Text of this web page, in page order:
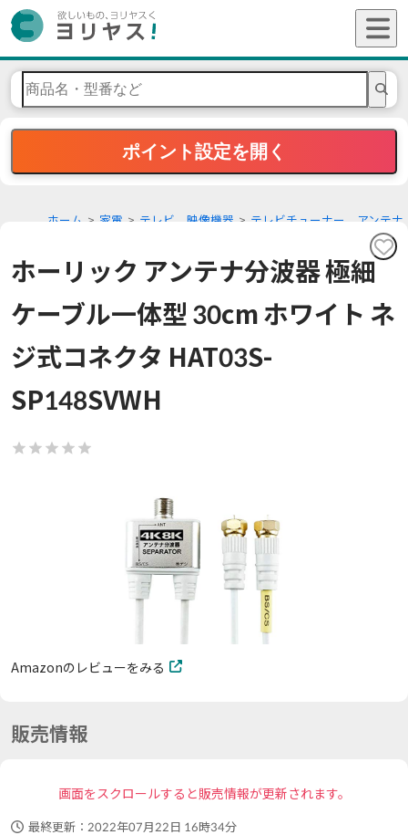
ポイント設定を開く
ホーム 家電 テレビ、映像機器 テレビチューナー、アンテナ
ホーリック アンテナ分波器 極細
ケーブル一体型 30cm ホワイト ネ
ジ式コネクタ HAT03S-
SP148SVWH
Amazonのレビューをみる
販売情報
画面をスクロールすると販売情報が更新されます。
最終更新： 2022年07月22日 16時34分